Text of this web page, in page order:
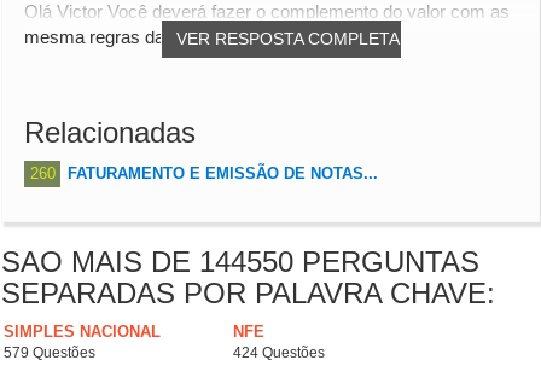
VER RESPOSTA COMPLETA
Olá Victor Você deverá fazer o complemento do valor com as
mesma regras da NF original.
Relacionadas
260 FATURAMENTO E EMISSÃO DE NOTAS...
SAO MAIS DE 144550 PERGUNTAS
SEPARADAS POR PALAVRA CHAVE:
SIMPLES NACIONAL
579 Questões
NFE
424 Questões